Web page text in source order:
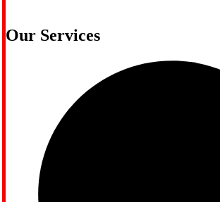
Our Services